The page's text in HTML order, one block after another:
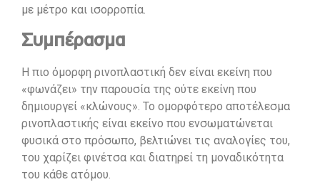
με μέτρο και ισορροπία.
Συμπέρασμα
Η πιο όμορφη ρινοπλαστική δεν είναι εκείνη που
«φωνάζει» την παρουσία της ούτε εκείνη που
δημιουργεί «κλώνους». Το ομορφότερο αποτέλεσμα
ρινοπλαστικής είναι εκείνο που ενσωματώνεται
φυσικά στο πρόσωπο, βελτιώνει τις αναλογίες του,
του χαρίζει φινέτσα και διατηρεί τη μοναδικότητα
του κάθε ατόμου.